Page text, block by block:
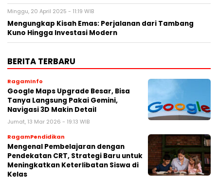
Minggu, 20 April 2025 - 11:19 WIB
Mengungkap Kisah Emas: Perjalanan dari Tambang
Kuno Hingga Investasi Modern
BERITA TERBARU
RagamInfo
Google Maps Upgrade Besar, Bisa
Tanya Langsung Pakai Gemini,
Navigasi 3D Makin Detail
Jumat, 13 Mar 2026 - 19:13 WIB
RagamPendidikan
Mengenal Pembelajaran dengan
Pendekatan CRT, Strategi Baru untuk
Meningkatkan Keterlibatan Siswa di
Kelas